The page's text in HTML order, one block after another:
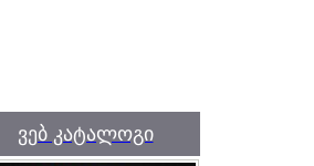
ვებ კატალოგი